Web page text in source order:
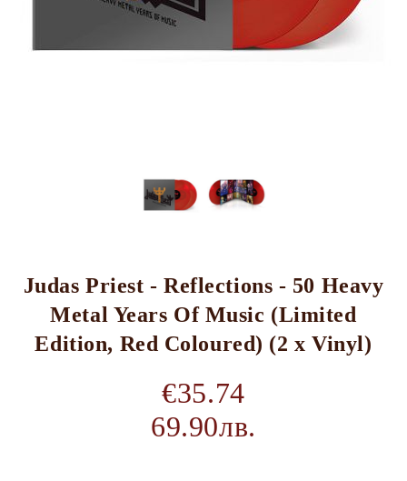
Judas Priest - Reflections - 50 Heavy
Metal Years Of Music (Limited
Edition, Red Coloured) (2 x Vinyl)
€35.74
69.90лв.